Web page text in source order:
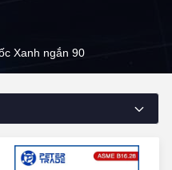
Xanh ngắn 90